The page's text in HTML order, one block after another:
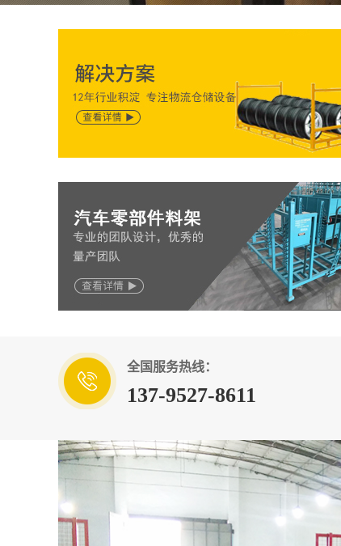
定制化金属制品
满足各类物流仓储搬运要求
智能工厂
在技术分析的基础上 可对生产过程进行优
全国服务热线：
137-9527-8611